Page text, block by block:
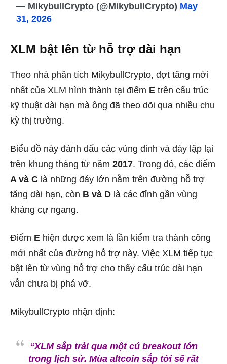
— MikybullCrypto (@MikybullCrypto) May
31, 2026
XLM bật lên từ hỗ trợ dài hạn
Theo nhà phân tích MikybullCrypto, đợt tăng mới
nhất của XLM hình thành tại điểm E trên cấu trúc
kỹ thuật dài hạn mà ông đã theo dõi qua nhiều chu
kỳ thị trường.
Biểu đồ này đánh dấu các vùng đỉnh và đáy lặp lại
trên khung tháng từ năm 2017. Trong đó, các điểm
A và C là những đáy lớn nằm trên đường hỗ trợ
tăng dài hạn, còn B và D là các đỉnh gần vùng
kháng cự ngang.
Điểm E hiện được xem là lần kiểm tra thành công
mới nhất của đường hỗ trợ này. Việc XLM tiếp tục
bật lên từ vùng hỗ trợ cho thấy cấu trúc dài hạn
vẫn chưa bị phá vỡ.
MikybullCrypto nhận định:
“XLM sắp trải qua một cú breakout lớn
trong lịch sử. Mùa altcoin sắp tới sẽ rất